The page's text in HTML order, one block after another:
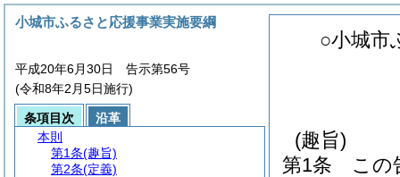
○小城市
(趣旨)
第1条
この
小城市ふるさと応援事業実施要綱
平成20年6月30日 告示第56号
(令和8年2月5日施行)
条項目次
沿革
本則
第1条(趣旨)
第2条(定義)